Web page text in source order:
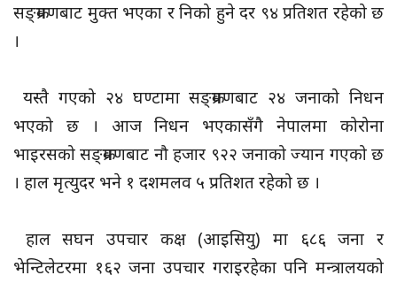
सङ्क्रमणबाट मुक्त भएका र निको हुने दर ९४ प्रतिशत रहेको छ
।
यस्तै गएको २४ घण्टामा सङ्क्रमणबाट २४ जनाको निधन
भएको छ । आज निधन भएकासँगै नेपालमा कोरोना
भाइरसको सङ्क्रमणबाट नौ हजार ९२२ जनाको ज्यान गएको छ
। हाल मृत्युदर भने १ दशमलव ५ प्रतिशत रहेको छ ।
हाल सघन उपचार कक्ष (आइसियु) मा ६८६ जना र
भेन्टिलेटरमा १६२ जना उपचार गराइरहेका पनि मन्त्रालयको